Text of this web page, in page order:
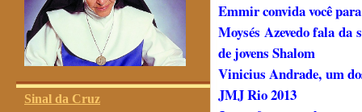
Sinal da Cruz
Emmir convida você
Moysés Azevedo fala
de jovens Shalom
Vinicius Andrade, um
JMJ Rio 2013